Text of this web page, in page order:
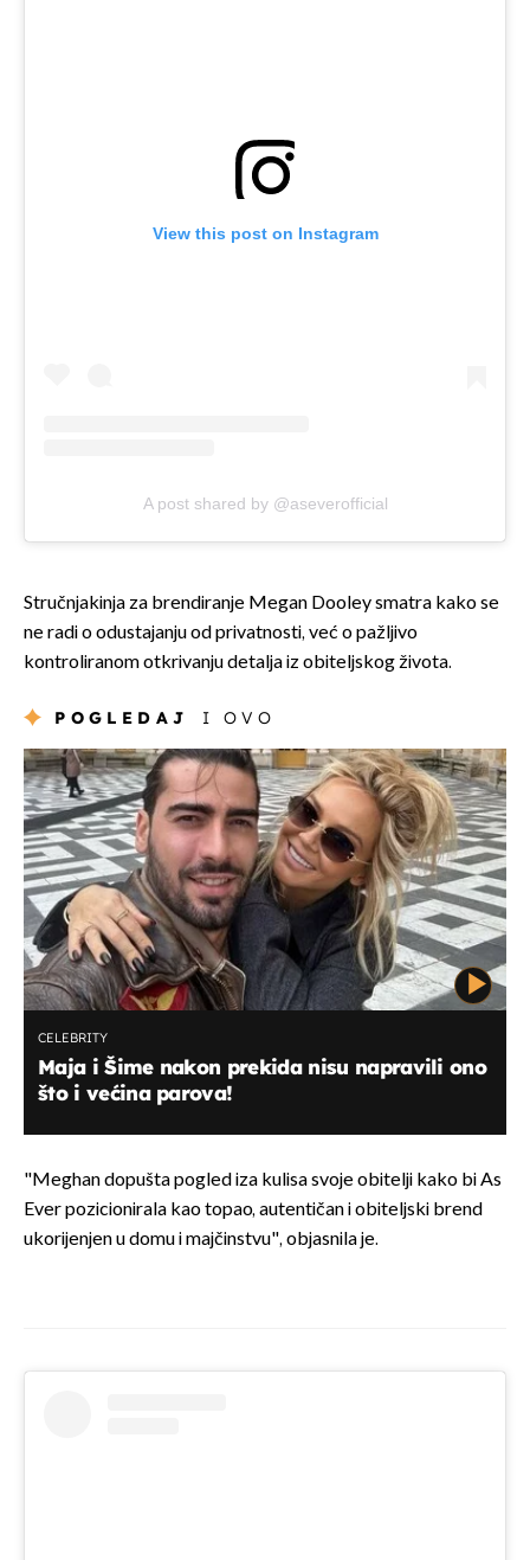
View this post on Instagram
A post shared by @aseverofficial
Stručnjakinja za brendiranje Megan Dooley smatra kako se
ne radi o odustajanju od privatnosti, već o pažljivo
kontroliranom otkrivanju detalja iz obiteljskog života.
POGLEDAJ I OVO
CELEBRITY
Maja i Šime nakon prekida nisu napravili ono
što i većina parova!
"Meghan dopušta pogled iza kulisa svoje obitelji kako bi As
Ever pozicionirala kao topao, autentičan i obiteljski brend
ukorijenjen u domu i majčinstvu", objasnila je.